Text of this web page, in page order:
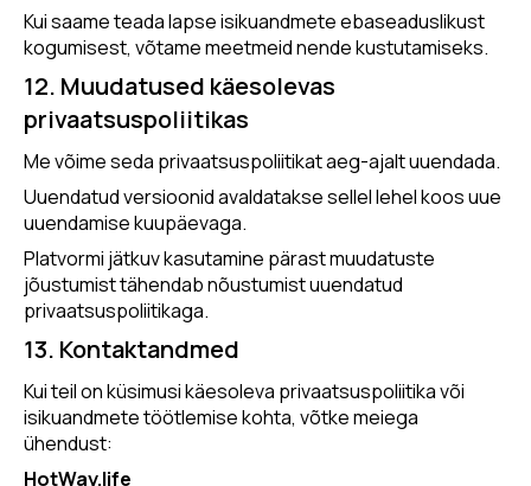
Kui saame teada lapse isikuandmete ebaseaduslikust
kogumisest, võtame meetmeid nende kustutamiseks.
12. Muudatused käesolevas
privaatsuspoliitikas
Me võime seda privaatsuspoliitikat aeg-ajalt uuendada.
Uuendatud versioonid avaldatakse sellel lehel koos uue
uuendamise kuupäevaga.
Platvormi jätkuv kasutamine pärast muudatuste
jõustumist tähendab nõustumist uuendatud
privaatsuspoliitikaga.
13. Kontaktandmed
Kui teil on küsimusi käesoleva privaatsuspoliitika või
isikuandmete töötlemise kohta, võtke meiega
ühendust:
HotWay.life